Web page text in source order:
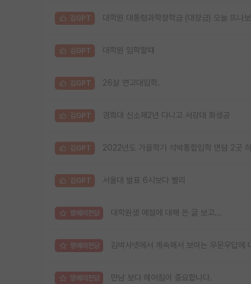
김GPT 대학원 대통령과학장학금 (대장금) 오늘 뜨나
김GPT 대학원 입학할때
김GPT 26살 연고대입학.
김GPT 경희대 신소재2년 다니고 서강대 화생공
김GPT 2022년도 가을학기 석박통합입학 면담 2곳
김GPT 서울대 발표 6시보다 빨리
명예의전당 대학원생 예절에 대해 쓴 글 보고...
명예의전당 김박사넷에서 계속해서 보이는 우문우답에
명예의전당 만남 보다 헤어짐이 중요합니다.